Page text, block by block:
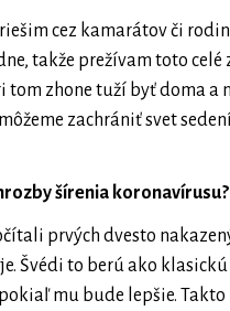
cez kamarátov či
takže prežívam toto celé
tom zhone tuží byť doma a
zachrániť svet
šírenia koronavírusu?
prvých dvesto
Švédi to berú ako
mu bude lepšie.